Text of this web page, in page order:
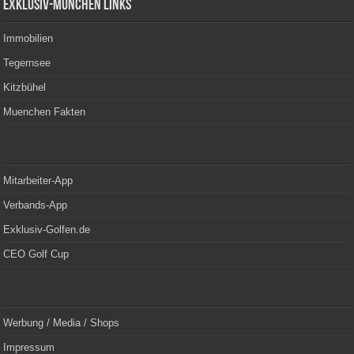
Exklusiv-München Links
Immobilien
Tegernsee
Kitzbühel
Muenchen Fakten
Mitarbeiter-App
Verbands-App
Exklusiv-Golfen.de
CEO Golf Cup
Werbung / Media / Shops
Impressum